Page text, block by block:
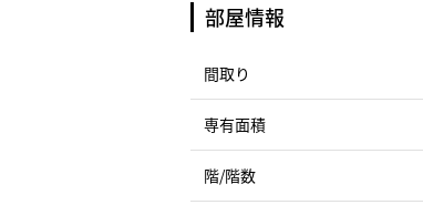
部屋情報
間取り
専有面積
階/階数